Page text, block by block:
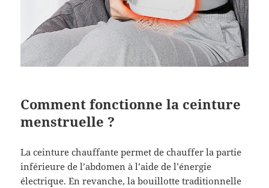
Comment fonctionne la ceinture
menstruelle ?
La ceinture chauffante permet de chauffer la partie
inférieure de l’abdomen à l’aide de l’énergie
électrique. En revanche, la bouillotte traditionnelle